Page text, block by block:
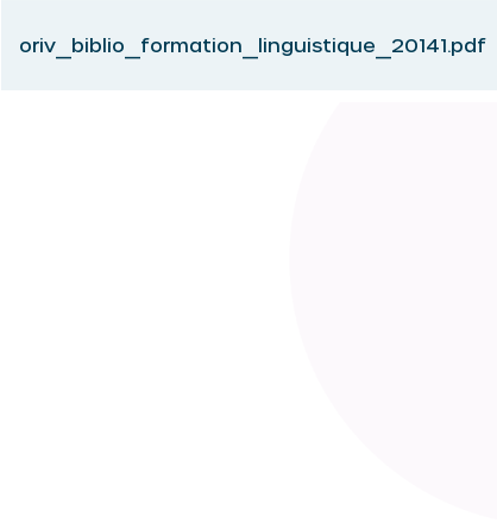
oriv_biblio_formation_linguistique_20141.pdf